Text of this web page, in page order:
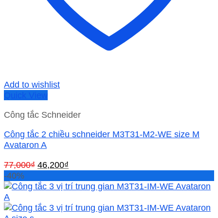
Add to wishlist
Quick View
Công tắc Schneider
Công tắc 2 chiều schneider M3T31-M2-WE size M
Avataron A
77,000₫ Giá
là:
46,200₫
tại
46,200₫.
-40%